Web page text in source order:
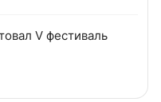
V фестиваль